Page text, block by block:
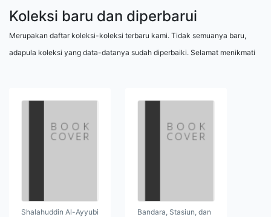
Koleksi baru dan diperbarui
Merupakan daftar koleksi-koleksi terbaru kami. Tidak semuanya baru,
adapula koleksi yang data-datanya sudah diperbaiki. Selamat menikmati
Shalahuddin Al-Ayyubi
Bandara, Stasiun, dan